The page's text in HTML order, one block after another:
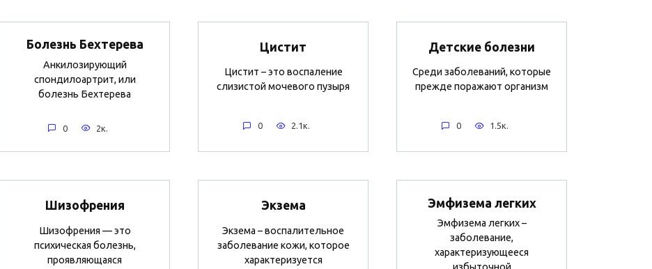
Болезнь Бехтерева
Анкилозирующий
спондилоартрит, или
болезнь Бехтерева
0 2к.
Цистит
Цистит – это воспаление
слизистой мочевого пузыря
0 2.1к.
Детские болезни
Среди заболеваний, которые
прежде поражают организм
0 1.5к.
Шизофрения
Шизофрения — это
психическая болезнь,
проявляющаяся
Экзема
Экзема – воспалительное
заболевание кожи, которое
характеризуется
Эмфизема легких
Эмфизема легких –
заболевание,
характеризующееся